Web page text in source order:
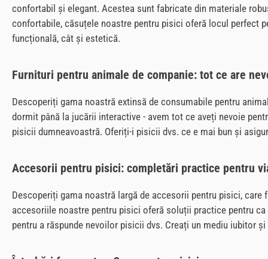
confortabil și elegant. Acestea sunt fabricate din materiale
confortabile, căsuțele noastre pentru pisici oferă locul perfect
funcțională, cât și estetică.
Furnituri pentru animale de companie: tot ce are
Descoperiți gama noastră extinsă de consumabile pentru
dormit până la jucării interactive - avem tot ce aveți nevoie
pisicii dumneavoastră. Oferiți-i pisicii dvs. ce e mai bun și
Accesorii pentru pisici: completări practice pentru
Descoperiți gama noastră largă de accesorii pentru pisici,
accesoriile noastre pentru pisici oferă soluții practice pentru
pentru a răspunde nevoilor pisicii dvs. Creați un mediu iubitor